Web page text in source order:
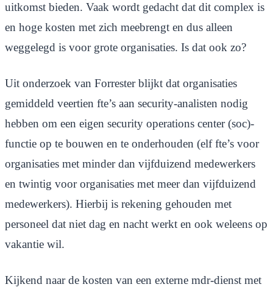
uitkomst bieden. Vaak wordt gedacht dat dit complex is
en hoge kosten met zich meebrengt en dus alleen
weggelegd is voor grote organisaties. Is dat ook zo?
Uit onderzoek van Forrester blijkt dat organisaties
gemiddeld veertien fte’s aan security-analisten nodig
hebben om een eigen security operations center (soc)-
functie op te bouwen en te onderhouden (elf fte’s voor
organisaties met minder dan vijfduizend medewerkers
en twintig voor organisaties met meer dan vijfduizend
medewerkers). Hierbij is rekening gehouden met
personeel dat niet dag en nacht werkt en ook weleens op
vakantie wil.
Kijkend naar de kosten van een externe mdr-dienst met